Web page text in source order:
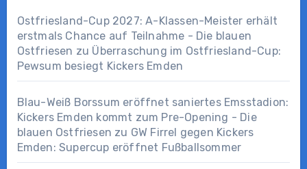
Ostfriesland-Cup 2027: A-Klassen-Meister erhält
erstmals Chance auf Teilnahme - Die blauen
Ostfriesen zu Überraschung im Ostfriesland-Cup:
Pewsum besiegt Kickers Emden
Blau-Weiß Borssum eröffnet saniertes Emsstadion:
Kickers Emden kommt zum Pre-Opening - Die
blauen Ostfriesen zu GW Firrel gegen Kickers
Emden: Supercup eröffnet Fußballsommer